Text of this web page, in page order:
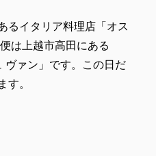
るイタリア料理店「オス
は上越市高田にある
ヴァン」です。この日だ
す。